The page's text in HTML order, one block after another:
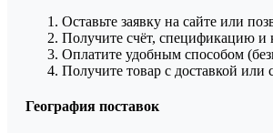
Оставьте заявку на сайте или
Получите счёт, спецификацию и
Оплатите удобным способом
Получите товар с доставкой или
География поставок